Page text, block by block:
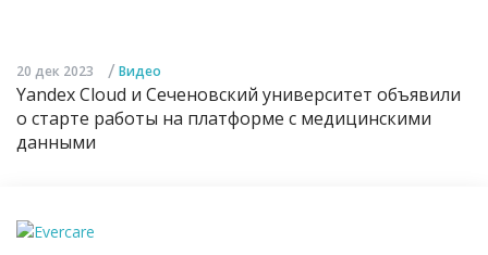
20 дек 2023 / Видео
Yandex Cloud и Сеченовский университет объявили
о старте работы на платформе с медицинскими
данными